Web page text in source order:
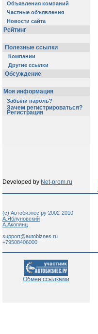
Объявления компаний
Частные объявления
Новости сайта
Рейтинг
Полезные ссылки
Компании
Другие ссылки
Обсуждение
Моя информация
Забыли пароль?
Зачем регистрироваться?
Регистрация
Developed by Net-prom.ru
(c) Автобизнес.ру 2002-2010
А.Яблуновский
А.Акопянц
support@autobiznes.ru
+79508406000
Обмен ссылками